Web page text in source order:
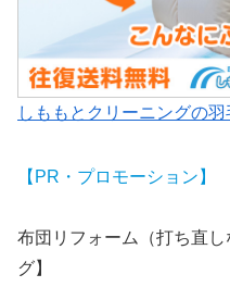
しももとクリーニングの
【PR・プロモーション】
布団リフォーム（打ち直
グ】